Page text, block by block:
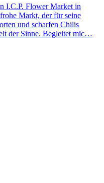
I.C.P. Flower Market in
Markt, der für seine
und scharfen Chilis
der Sinne. Begleitet mic…